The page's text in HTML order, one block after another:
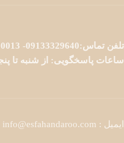
تلفن تماس:09133329640- 03137390013
ساعات پاسخگویی: از شنبه تا پنجشنبه 9 صبح الی 13 و
ایمیل : info@esfahandaroo.com